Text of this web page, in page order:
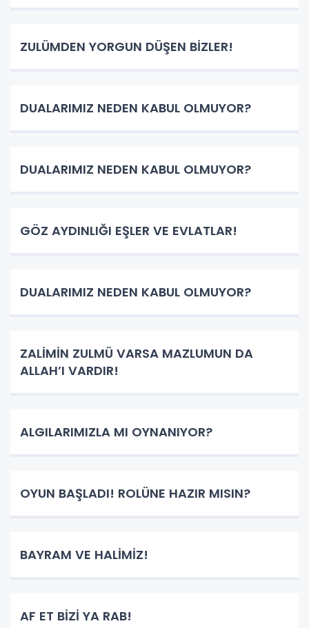
ZULÜMDEN YORGUN DÜŞEN BİZLER!
DUALARIMIZ NEDEN KABUL OLMUYOR?
DUALARIMIZ NEDEN KABUL OLMUYOR?
GÖZ AYDINLIĞI EŞLER VE EVLATLAR!
DUALARIMIZ NEDEN KABUL OLMUYOR?
ZALİMİN ZULMÜ VARSA MAZLUMUN DA
ALLAH’I VARDIR!
ALGILARIMIZLA MI OYNANIYOR?
OYUN BAŞLADI! ROLÜNE HAZIR MISIN?
BAYRAM VE HALİMİZ!
AF ET BİZİ YA RAB!